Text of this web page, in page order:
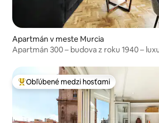
Apartmán v meste Murcia
Apartmán 300 – budova z roku 1940 –
Najobľúbenejšie medzi hosťami
Obľúbené medzi hosťami